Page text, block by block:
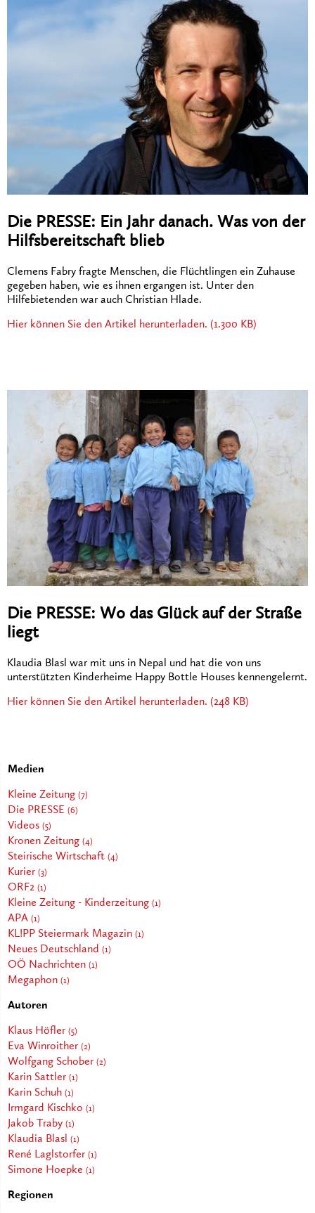
Die PRESSE: Ein Jahr danach. Was von der
Hilfsbereitschaft blieb
Clemens Fabry fragte Menschen, die Flüchtlingen ein Zuhause
gegeben haben, wie es ihnen ergangen ist. Unter den
Hilfebietenden war auch Christian Hlade.
Hier können Sie den Artikel herunterladen. (1.300 KB)
Die PRESSE: Wo das Glück auf der Straße
liegt
Klaudia Blasl war mit uns in Nepal und hat die von uns
unterstützten Kinderheime Happy Bottle Houses kennengelernt.
Hier können Sie den Artikel herunterladen. (248 KB)
Medien
Kleine Zeitung (7)
Die PRESSE (6)
Videos (5)
Kronen Zeitung (4)
Steirische Wirtschaft (4)
Kurier (3)
ORF2 (1)
Kleine Zeitung - Kinderzeitung (1)
APA (1)
KL!PP Steiermark Magazin (1)
Neues Deutschland (1)
OÖ Nachrichten (1)
Megaphon (1)
Autoren
Klaus Höfler (5)
Eva Winroither (2)
Wolfgang Schober (2)
Karin Sattler (1)
Karin Schuh (1)
Irmgard Kischko (1)
Jakob Traby (1)
Klaudia Blasl (1)
René Laglstorfer (1)
Simone Hoepke (1)
Regionen